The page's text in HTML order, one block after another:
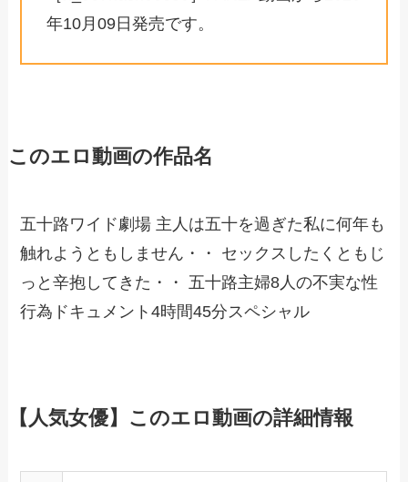
年10月09日発売です。
このエロ動画の作品名
五十路ワイド劇場 主人は五十を過ぎた私に何年も
触れようともしません・・ セックスしたくともじ
っと辛抱してきた・・ 五十路主婦8人の不実な性
行為ドキュメント4時間45分スペシャル
【人気女優】このエロ動画の詳細情報